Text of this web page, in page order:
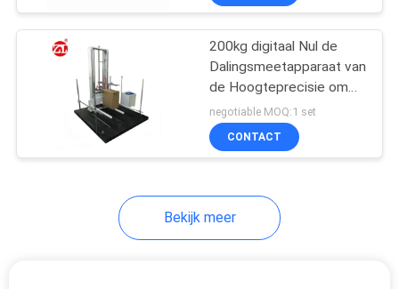
Kabel het Testen
Machine
200kg digitaal Nul de
Dalingsmeetapparaat van
de Hoogteprecisie om
Anti te evalueren -
Schokweerstand
negotiable MOQ:1 set
CONTACT
Bekijk meer